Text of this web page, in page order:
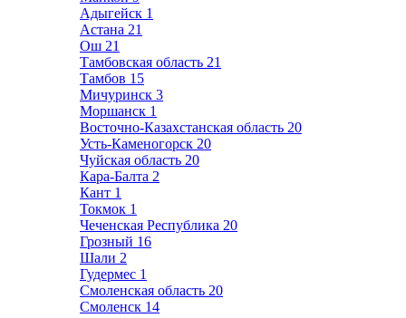
Адыгейск 1
Астана 21
Ош 21
Тамбовская область 21
Тамбов 15
Мичуринск 3
Моршанск 1
Восточно-Казахстанская область 20
Усть-Каменогорск 20
Чуйская область 20
Кара-Балта 2
Кант 1
Токмок 1
Чеченская Республика 20
Грозный 16
Шали 2
Гудермес 1
Смоленская область 20
Смоленск 14